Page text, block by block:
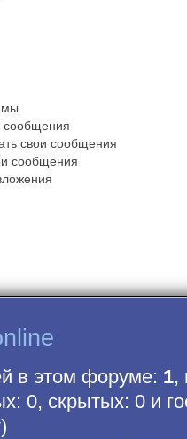
сообщения
свои сообщения
сообщения
в этом форуме: 1,
0, скрытых: 0 и